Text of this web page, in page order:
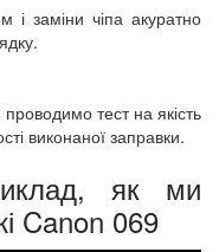
і заміни чіпа акуратно
тест на якість
виконаної заправки.
як ми
Canon 069